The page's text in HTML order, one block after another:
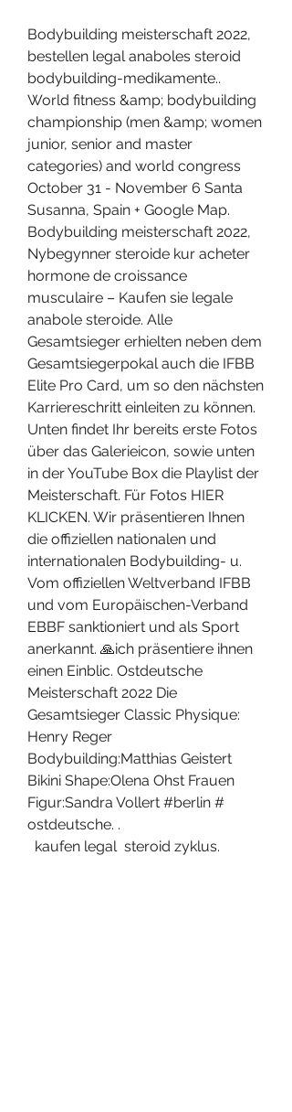
Bodybuilding meisterschaft 2022,
bestellen legal anaboles steroid
bodybuilding-medikamente..
World fitness &amp; bodybuilding
championship (men &amp; women
junior, senior and master
categories) and world congress
October 31 - November 6 Santa
Susanna, Spain + Google Map.
Bodybuilding meisterschaft 2022,
Nybegynner steroide kur acheter
hormone de croissance
musculaire – Kaufen sie legale
anabole steroide. Alle
Gesamtsieger erhielten neben dem
Gesamtsiegerpokal auch die IFBB
Elite Pro Card, um so den nächsten
Karriereschritt einleiten zu können.
Unten findet Ihr bereits erste Fotos
über das Galerieicon, sowie unten
in der YouTube Box die Playlist der
Meisterschaft. Für Fotos HIER
KLICKEN. Wir präsentieren Ihnen
die offiziellen nationalen und
internationalen Bodybuilding- u.
Vom offiziellen Weltverband IFBB
und vom Europäischen-Verband
EBBF sanktioniert und als Sport
anerkannt. 🙏ich präsentiere ihnen
einen Einblic. Ostdeutsche
Meisterschaft 2022 Die
Gesamtsieger Classic Physique:
Henry Reger
Bodybuilding:Matthias Geistert
Bikini Shape:Olena Ohst Frauen
Figur:Sandra Vollert #berlin #
ostdeutsche. .
  kaufen legal  steroid zyklus.